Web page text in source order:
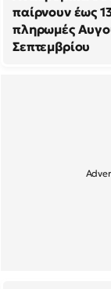
παίρνουν έως
πληρωμές
Σεπτεμβρίου